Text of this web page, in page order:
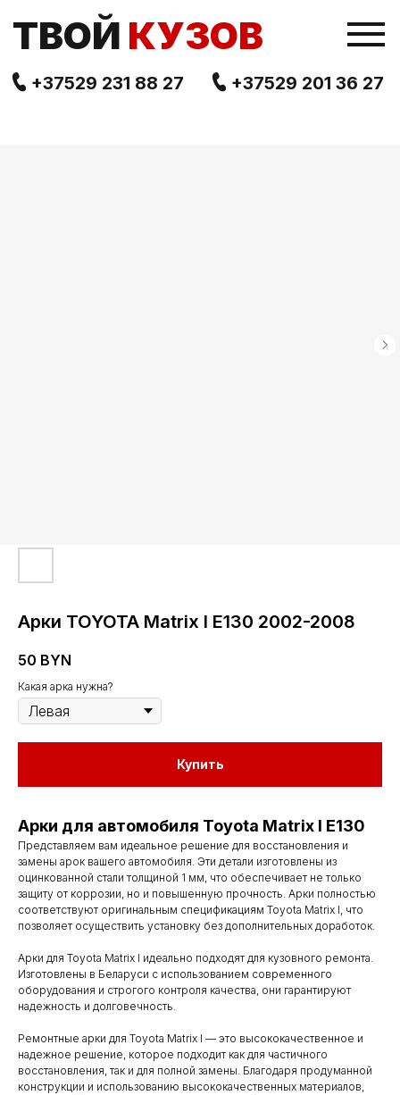
TВОЙ КУЗОВ
Арки TOYOTA Matrix I E130 2002-2008
50 BYN
Какая арка нужна?
Купить
Арки для автомобиля Toyota Matrix I E130
Представляем вам идеальное решение для восстановления и
замены арок вашего автомобиля. Эти детали изготовлены из
оцинкованной стали толщиной 1 мм, что обеспечивает не только
защиту от коррозии, но и повышенную прочность. Арки полностью
соответствуют оригинальным спецификациям Toyota Matrix I, что
позволяет осуществить установку без дополнительных доработок.
Арки для Toyota Matrix I идеально подходят для кузовного ремонта.
Изготовлены в Беларуси с использованием современного
оборудования и строгого контроля качества, они гарантируют
надежность и долговечность.
Ремонтные арки для Toyota Matrix I — это высококачественное и
надежное решение, которое подходит как для частичного
восстановления, так и для полной замены. Благодаря продуманной
конструкции и использованию высококачественных материалов,